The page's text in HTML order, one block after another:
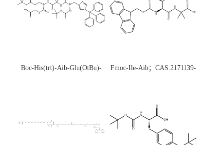
Boc-His(trt)-Aib-Glu(OtBu)-
Fmoc-Ile-Aib；CAS:2171139-